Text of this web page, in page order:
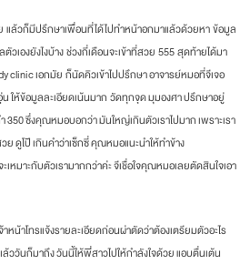
วก็มีปรึกษาเพื่อนที่ได้ไปทำหน้าอกมาแล้วด้วยหา ข้อมูล
วเองยังไงบ้าง ช่วงกี่เดือนจะเข้าที่สวย 555 สุดท้ายได้มา
clinic เอกมัย ก็นัดคิวเข้าไปปรึกษา อาจารย์หมอที่จีเจอ
ให้ข้อมูลละเอียดเน้นมาก วัดทุกจุด มุมองศา ปรึกษาอยู่
350 ซึ่งคุณหมอบอกว่า มันใหญ่เกินตัวเราไปมาก เพราะเรา
ย ดูโป๊ เกินคำว่าเซ็กซี่ คุณหมอแนะนำให้ทำข้าง
เหมาะกับตัวเรามากกว่าค่ะ จีเชื่อใจคุณหมอเลยตัดสินใจเอา
าโทรแจ้งรายละเอียดก่อนผ่าตัดว่าต้องเตรียมตัวอะไร
ววันก็มาถึง วันนี้ให้พี่สาวไปให้กำลังใจด้วย แอบตื่นเต้น